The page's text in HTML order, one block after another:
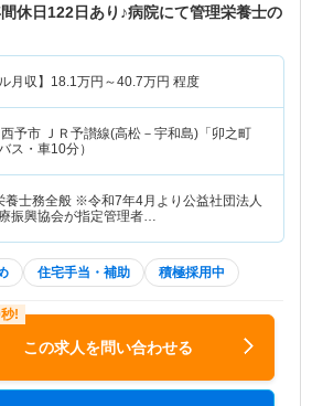
間休日122日あり♪病院にて管理栄養士の
月収】 18.1 万円～40.7万円 程度
予市
ＪＲ予讃線(高松－宇和島)「卯之町
ス・車10分）
養士務全般 ※令和7年4月より公益社団法人
振興協会が指定管理者…
住宅手当・補助 積極採用中
この求人を問い合わせる